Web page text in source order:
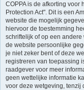
COPPA is de afkorting voor
Protection Act". Dit is een
website die mogelijk
hiervoor de toestemming
schriftelijk of op een
de website persoonlijke
je niet zeker bent of deze
registreren van toepassing
raadgever voor meer
geen wettelijke informatie
voor deze wetgeving, tenzij